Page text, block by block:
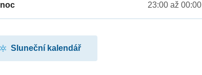
noc 23:00 až 00:00
Sluneční kalendář